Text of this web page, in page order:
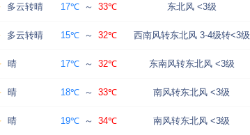
多云转晴 17℃ ～ 33℃ 东北风 <3级
多云转晴 15℃ ～ 32℃ 西南风转东北风 3-4级转<3级
晴 17℃ ～ 32℃ 东南风转东北风 <3级
晴 18℃ ～ 33℃ 南风转东北风 <3级
晴 19℃ ～ 34℃ 南风转东北风 <3级